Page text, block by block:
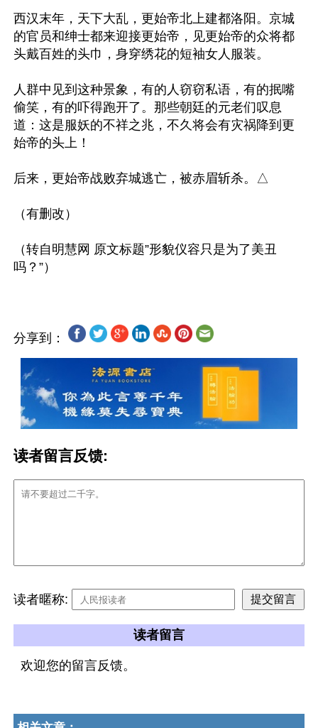
西汉末年，天下大乱，更始帝北上建都洛阳。京城
的官员和绅士都来迎接更始帝，见更始帝的众将都
头戴百姓的头巾，身穿绣花的短袖女人服装。
人群中见到这种景象，有的人窃窃私语，有的抿嘴
偷笑，有的吓得跑开了。那些朝廷的元老们叹息
道：这是服妖的不祥之兆，不久将会有灾祸降到更
始帝的头上！
后来，更始帝战败弃城逃亡，被赤眉斩杀。△
（有删改）
（转自明慧网 原文标题”形貌仪容只是为了美丑
分享到：
读者留言反馈:
读者暱称:
读者留言
欢迎您的留言反馈。